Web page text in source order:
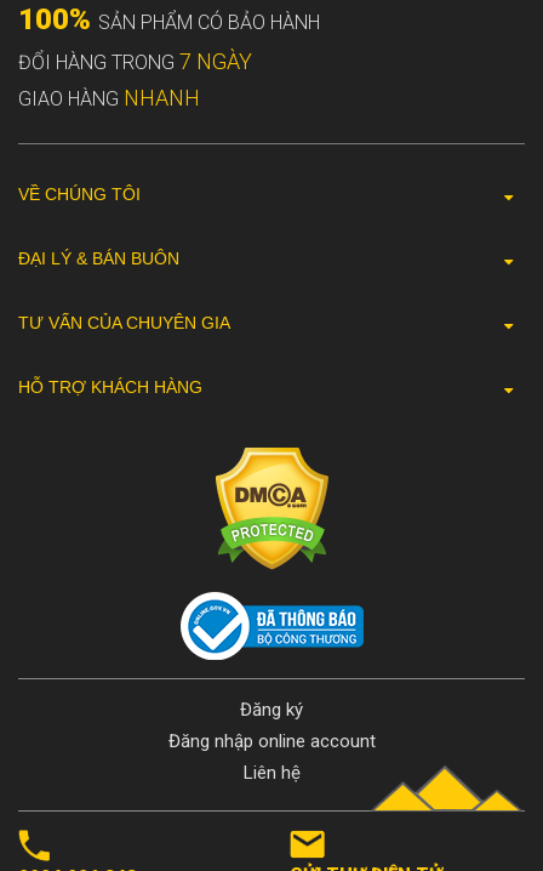
100% SẢN PHẨM CÓ BẢO HÀNH
ĐỔI HÀNG TRONG 7 NGÀY
GIAO HÀNG NHANH
VỀ CHÚNG TÔI
ĐẠI LÝ & BÁN BUÔN
TƯ VẤN CỦA CHUYÊN GIA
HỖ TRỢ KHÁCH HÀNG
Đăng ký
Đăng nhập online account
Liên hệ